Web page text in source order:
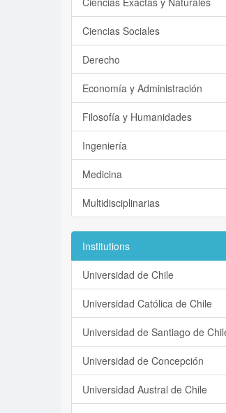
Ciencias Sociales
Derecho
Economía y Administración
Filosofía y Humanidades
Ingeniería
Medicina
Multidisciplinarias
Institutions
Universidad de Chile
Universidad Católica de Chile
Universidad de Santiago de
Universidad de Concepción
Universidad Austral de Chile